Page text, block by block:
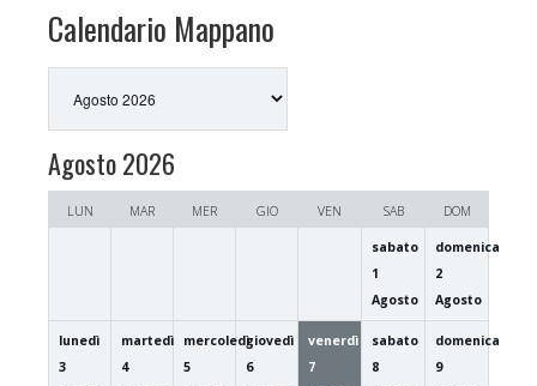
Calendario Mappano
mese
Agosto 2026
LUN MAR MER GIO VEN SAB DOM
sabato
1
Agosto
domenica
2
Agosto
lunedì
3
martedì
4
mercoledì
5
giovedì
6
venerdì
7
sabato
8
domenica
9